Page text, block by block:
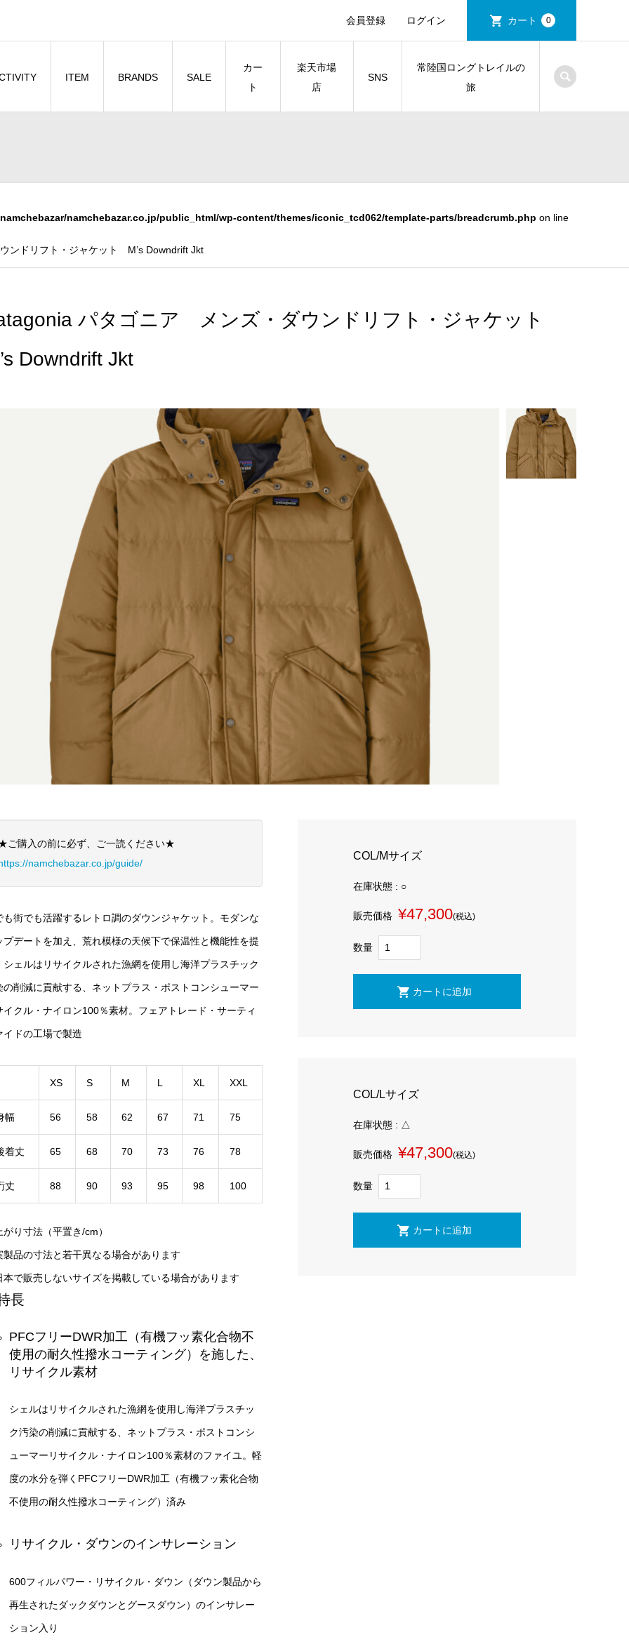
会員登録 ログイン カート 0
ITEM BRANDS SALE
カー
ト
楽天市場
店
SNS
常陸国ロングトレイルの
旅
namchebazar.co.jp/public_html/wp-content/themes/iconic_tcd062/template-parts/breadcrumb.php on line
ンドリフト・ジャケット M’s Downdrift Jkt
パタゴニア メンズ・ダウンドリフト・ジャケット
Downdrift Jkt
ご購入の前に必ず、ご一読ください★
namchebazar.co.jp/guide/
も街でも活躍するレトロ調のダウンジャケット。モダンな
プデートを加え、荒れ模様の天候下で保温性と機能性を提
シェルはリサイクルされた漁網を使用し海洋プラスチック
の削減に貢献する、ネットプラス・ポストコンシューマー
イクル・ナイロン100％素材。フェアトレード・サーティ
イドの工場で製造
XS S M L XL XXL
幅 56 58 62 67 71 75
着丈 65 68 70 73 76 78
丈 88 90 93 95 98 100
がり寸法（平置き/cm）
品の寸法と若干異なる場合があります
で販売しないサイズを掲載している場合があります
長
PFCフリーDWR加工（有機フッ素化合物不
使用の耐久性撥水コーティング）を施した、
リサイクル素材
シェルはリサイクルされた漁網を使用し海洋プラスチッ
ク汚染の削減に貢献する、ネットプラス・ポストコンシ
ューマーリサイクル・ナイロン100％素材のファイユ。軽
度の水分を弾くPFCフリーDWR加工（有機フッ素化合物
不使用の耐久性撥水コーティング）済み
リサイクル・ダウンのインサレーション
600フィルパワー・リサイクル・ダウン（ダウン製品から
再生されたダックダウンとグースダウン）のインサレー
ション入り
COL/Mサイズ
在庫状態 : ○
販売価格 ¥47,300(税込)
数量
COL/Lサイズ
在庫状態 : △
販売価格 ¥47,300(税込)
数量